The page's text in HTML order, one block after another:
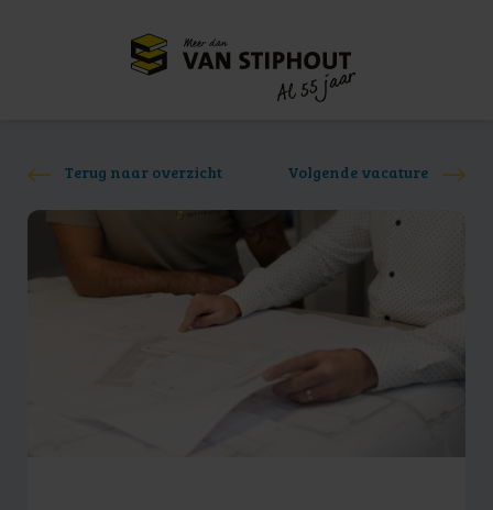
Meer dan
Al 55 jaar
Terug naar overzicht Volgende vacature